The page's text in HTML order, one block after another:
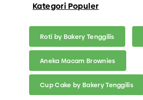
Kategori Populer
Roti by Bakery Tenggilis
Aneka Macam Brownies
Cup Cake by Bakery Tenggilis